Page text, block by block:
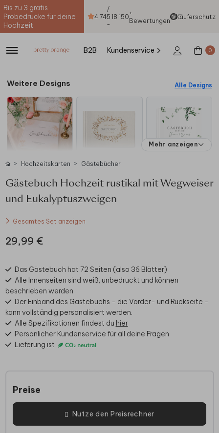
Bis zu 3 gratis
Probedrucke für deine
Hochzeit
4.74
/
5
-
18.150+
Bewertungen
Käuferschutz
B2B Kundenservice 0
Weitere Designs Alle Designs
Mehr anzeigen
Hochzeitskarten Gästebücher
Gästebuch Hochzeit rustikal mit Wegweiser
und Eukalyptuszweigen
Gesamtes Set anzeigen
29,99 €
Das Gästebuch hat 72 Seiten (also 36 Blätter)
Alle Innenseiten sind weiß, unbedruckt und können
beschrieben werden
Der Einband des Gästebuchs - die Vorder- und Rückseite -
kann vollständig personalisiert werden.
Alle Spezifikationen findest du hier
Persönlicher Kundenservice für all deine Fragen
Lieferung ist
Preise
Nutze den Preisrechner